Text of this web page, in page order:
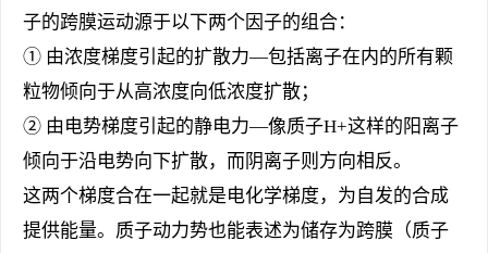
子的跨膜运动源于以下两个因子的组合：
① 由浓度梯度引起的扩散力—包括离子在内的所有颗
粒物倾向于从高浓度向低浓度扩散；
② 由电势梯度引起的静电力—像质子H+这样的阳离子
倾向于沿电势向下扩散，而阴离子则方向相反。
这两个梯度合在一起就是电化学梯度，为自发的合成
提供能量。质子动力势也能表述为储存为跨膜（质子